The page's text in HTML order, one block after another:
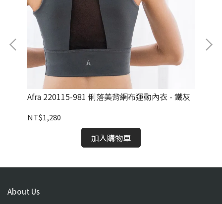
Afra 220115-981 俐落美背網布運動內衣 - 鐵灰
NT$1,280
加入購物車
About Us